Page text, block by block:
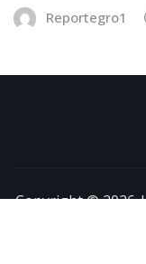
Reportegro1
Copyright © 2026